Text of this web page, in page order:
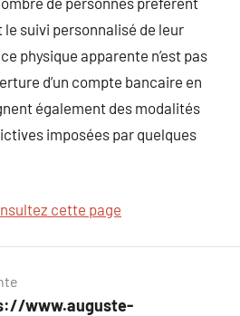
suivi personnalisé de leur
physique apparente n’est pas
d’un compte bancaire en
également des modalités
imposées par quelques
cette page
www.auguste-